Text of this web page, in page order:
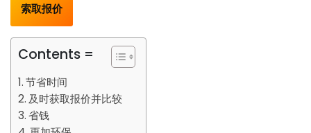
索取报价
Contents =
节省时间
及时获取报价并比较
省钱